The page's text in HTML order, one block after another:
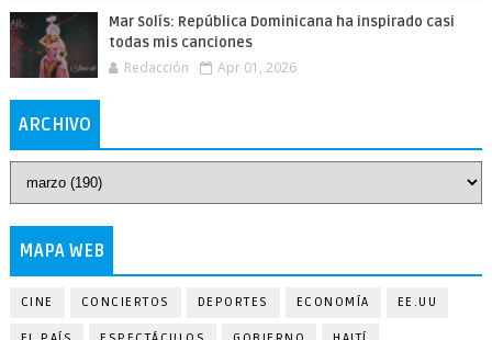
Mar Solís: República Dominicana ha inspirado casi
todas mis canciones
Redacción Apr 01, 2026
ARCHIVO
MAPA WEB
CINE CONCIERTOS DEPORTES ECONOMÍA EE.UU